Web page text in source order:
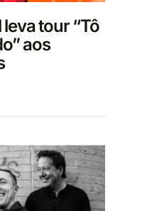
tour “Tô
aos